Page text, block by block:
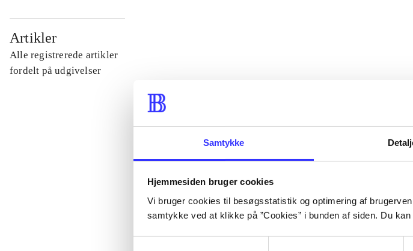
Samtykke
Hjemmesiden bruger cookies
Vi bruger cookies til besøgsstatistik og optimering af
samtykke ved at klikke på ”Cookies” i bunden af siden. Du
Artikler
Alle registrerede artikler
fordelt på udgivelser
...
...